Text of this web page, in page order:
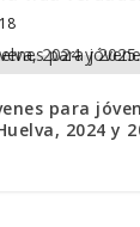
para
2024 y